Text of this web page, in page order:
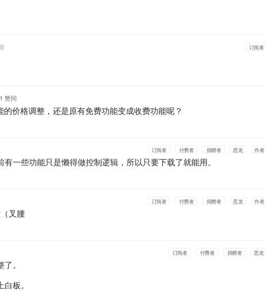
订阅者
1 赞同
的价格调整，还是原有免费功能变成收费功能呢？
订阅者 付费者 捐赠者 恶龙 作者
有一些功能只是懒得做控制逻辑，所以只要下载了就能用。
订阅者 付费者 捐赠者 恶龙 作者
叉腰
订阅者 付费者 捐赠者 恶龙
。
板。